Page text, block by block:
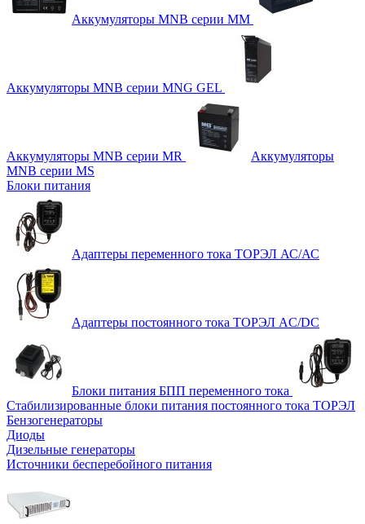
Аккумуляторы MNB серии MM
Аккумуляторы MNB серии MNG GEL
Аккумуляторы MNB серии MR
Аккумуляторы
MNB серии MS
Блоки питания
Адаптеры переменного тока ТОРЭЛ АС/АС
Адаптеры постоянного тока ТОРЭЛ AC/DC
Блоки питания БПП переменного тока
Стабилизированные блоки питания постоянного тока ТОРЭЛ
Бензогенераторы
Диоды
Дизельные генераторы
Источники бесперебойного питания